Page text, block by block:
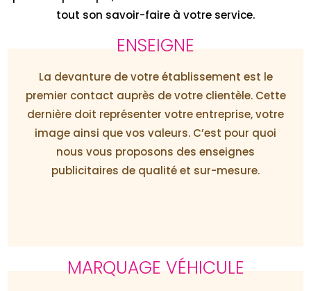
tout son savoir-faire à votre service.
ENSEIGNE
La devanture de votre établissement est le
premier contact auprès de votre clientèle. Cette
dernière doit représenter votre entreprise, votre
image ainsi que vos valeurs. C’est pour quoi
nous vous proposons des enseignes
publicitaires de qualité et sur-mesure.
MARQUAGE VÉHICULE